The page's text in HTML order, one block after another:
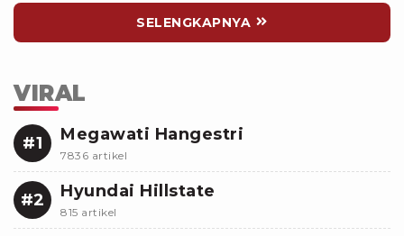
SELENGKAPNYA
VIRAL
#1 Megawati Hangestri
7836 artikel
#2 Hyundai Hillstate
815 artikel